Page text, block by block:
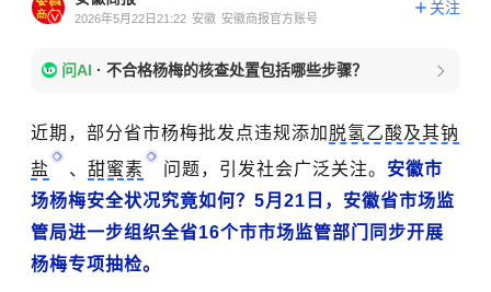
2026年5月22日21:22 安徽 安徽商报官方账号
关注
问AI · 不合格杨梅的核查处置包括哪些步骤？
近期 ， 部分省市杨梅批发点违规添加 脱氢乙酸及其钠
盐
、 甜蜜素 问题，引发社会广泛关注。 安徽市
场杨梅安全状况究竟如何？ 5月21日，安徽省市场监
管局进一步组织全省16个市市场监管部门同步开展
杨梅专项抽检。